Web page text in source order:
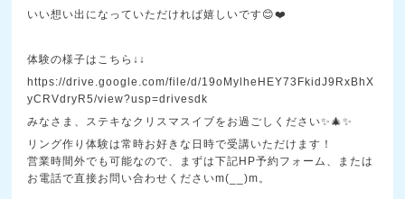
いい想い出になっていただければ嬉しいです😊❤️
体験の様子はこちら↓↓
https://drive.google.com/file/d/19oMylheHEY73FkidJ9RxBhX
yCRVdryR5/view?usp=drivesdk
みなさま、ステキなクリスマスイブをお過ごしください✨🎄✨
リング作り体験は常時お好きな日時で受講いただけます！
営業時間外でも可能なので、まずは下記HP予約フォーム、または
お電話で直接お問い合わせくださいm(__)m。